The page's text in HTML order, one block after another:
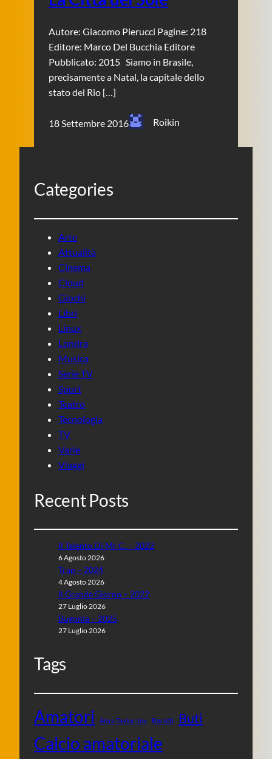
Autore: Giacomo Pierucci Pagine: 218
Editore: Marco Del Bucchia Editore
Pubblicato: 2015 Siamo in Brasile,
precisamente a Natal, la capitale dello
stato del Rio […]
18 Settembre 2016 Roikin
Categories
Arte
Attualità
Cinema
Cloud
Giochi
Libri
Linux
Londra
Musica
Serie TV
Sport
Teatro
Tecnologia
TV
Varie
Viaggi
Recent Posts
Il Talento Di Mr C. – 2022
6 Agosto 2026
Trap – 2024
4 Agosto 2026
Il Grande Giorno – 2022
27 Luglio 2026
Bugonia – 2025
27 Luglio 2026
Tags
Amatori Anya Taylor-Joy Baratti Buti
Calcio amatoriale